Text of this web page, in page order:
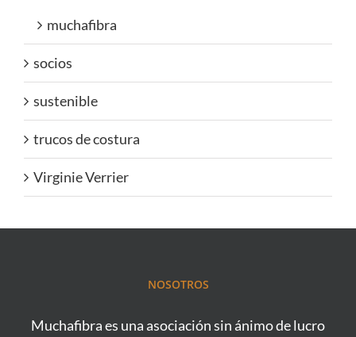
muchafibra
socios
sustenible
trucos de costura
Virginie Verrier
NOSOTROS
Muchafibra es una asociación sin ánimo de lucro